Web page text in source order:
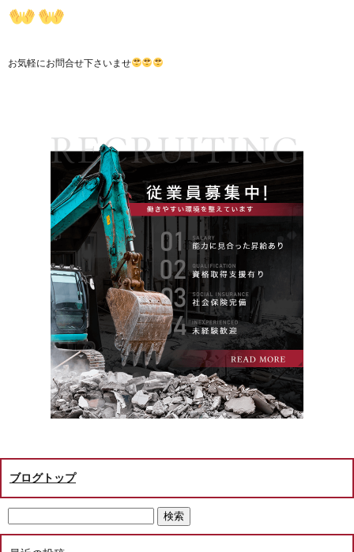
お気軽にお問合せ下さいませ
ブログトップ